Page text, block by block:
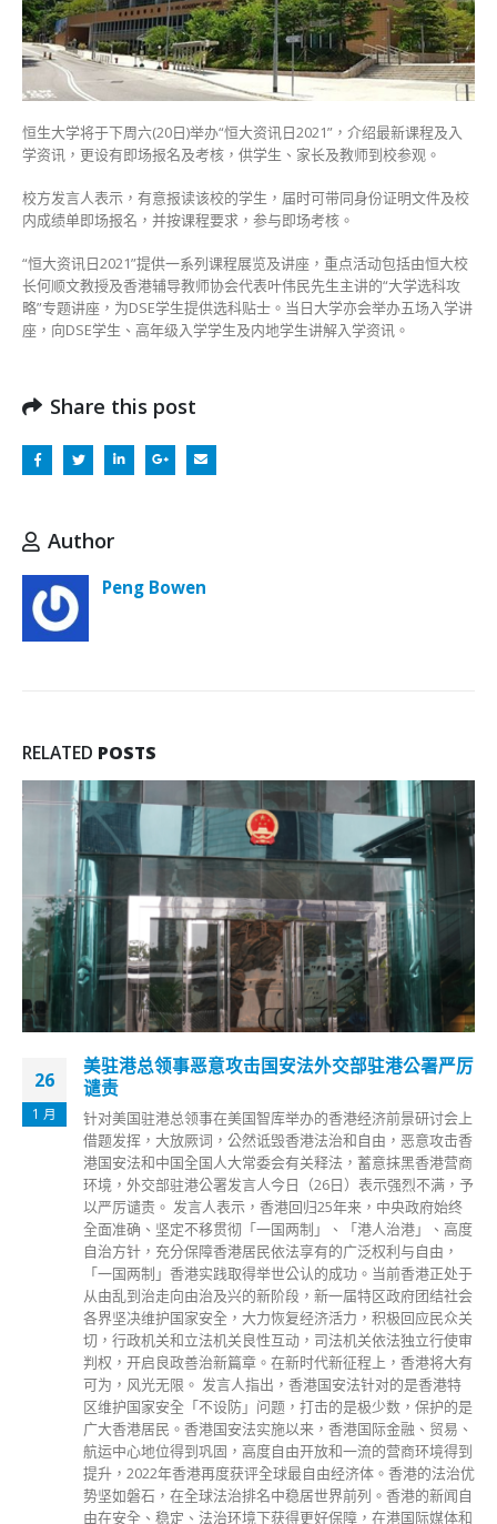
办
资
讯
设
即
场
报
名
及
核〉
中
恒生大学将于下周六(20日)举办“恒大资讯日2021”，介绍最新课程及入
学资讯，更设有即场报名及考核，供学生、家长及教师到校参观。
校方发言人表示，有意报读该校的学生，届时可带同身份证明文件及校
内成绩单即场报名，并按课程要求，参与即场考核。
“恒大资讯日2021”提供一系列课程展览及讲座，重点活动包括由恒大校
长何顺文教授及香港辅导教师协会代表叶伟民先生主讲的“大学选科攻
略”专题讲座，为DSE学生提供选科贴士。当日大学亦会举办五场入学讲
座，向DSE学生、高年级入学学生及内地学生讲解入学资讯。
Share this post
Author
Peng Bowen
RELATED POSTS
22
6 月
李家超：完善教师专业培训 提高学生国家意识
盖香港回归的历史简介及回归前后的法律制度、宪法及基
教育、全国人大及其常委会的决定和解释法律、香港特区
法治社会及维护国家安全责任等。候任行政长官李家超今日
（22日）出席“巩固法治”计划致辞时表示，青年是社会的未
来、希望和栋梁。他说，香港要优化教育制度，完善教师
业培训，并充实国民教育体系，提高学生国家意识和民族认
同。 李家超称，要加强下一代的国家观念、价值观和公民责
任心，更应加强教师对宪法、基本法、“一国两制”、国家安
及法治精神等概念的认识和正确理解，透过教师的春风化
向下一代灌输正面的价值观，帮助他们建立国民身份认同
重他人和社会的责任，茁壮成长。 李家超指，观乎现今国际
形势复杂多变，随时突如其来产生变化。无论是特区政府
社会各阶层都要有忧患意识，强化底线思维，作最好的准
作最坏的打算。要自觉建立维护国家安全意识，并以守护
为一个国民的应有责任。他续指，希望各位老师能学以致
在回到学校工作时，善用专业，好好教导学生，帮助学生
自觉维护宪法、基本法及香港国安法的意识，以及遵守香
律和巩固法治的精神。
read more